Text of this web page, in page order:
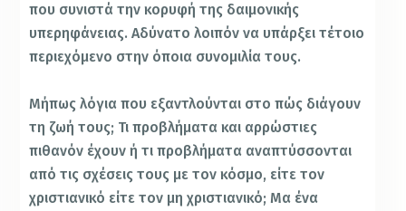
που συνιστά την κορυφή της δαιμονικής
υπερηφάνειας. Αδύνατο λοιπόν να υπάρξει τέτοιο
περιεχόμενο στην όποια συνομιλία τους.
Μήπως λόγια που εξαντλούνται στο πώς διάγουν
τη ζωή τους; Τι προβλήματα και αρρώστιες
πιθανόν έχουν ή τι προβλήματα αναπτύσσονται
από τις σχέσεις τους με τον κόσμο, είτε τον
χριστιανικό είτε τον μη χριστιανικό; Μα ένα